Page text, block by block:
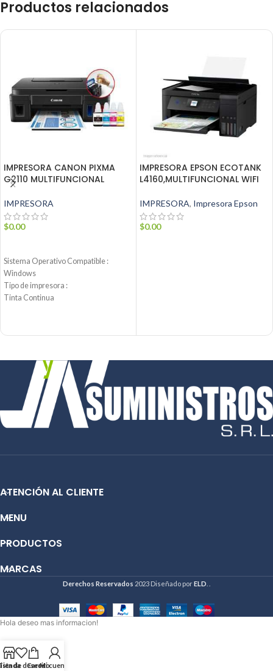
Productos relacionados
IMPRESORA CANON PIXMA
G2110 MULTIFUNCIONAL
IMPRESORA
$0.00
Sistema Operativo Compatible :
Windows
Tipo de impresora :
Tinta Continua
Conectividad :
IMPRESORA EPSON ECOTANK
L4160,MULTIFUNCIONAL WIFI
IMPRESORA, Impresora Epson
$0.00
ATENCIÓN AL CLIENTE
MENU
PRODUCTOS
MARCAS
Derechos Reservados 2023 Diseñado porELD
de deseos
CarritoMi cuenta
Hola deseo mas informacion!